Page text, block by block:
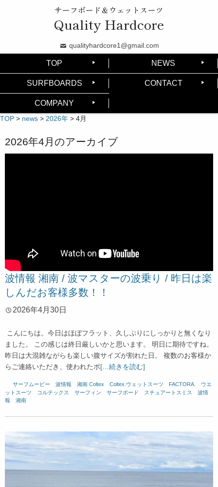
サーフボード＆ウェットスーツ
Quality Hardcore
qualityhardcore1@gmail.com
TOP NEWS
SURFBOARDS CONTACT
COMPANY
TOP > news > 2026年 > 4月
2026年4月 のアーカイブ
波情報 湘南 / 波マスターの波乗り / 昨日は楽
しんだお客様多数！！
2026年4月30日
こんにちは。今日はほぼフラット、久しぶりにしっかりと無くなり
ました。 この感じは終日厳しいかと思います。 明日に期待ですね。
昨日は大混雑ながらも楽しい腹サイズが割れた日。 複数のお客様か
らご連絡いただき、使われたボ[…続きを読む]
サーフムービー 波情報 湘南 Coltex Coltex.ウェットスーツ FACTORA.
ウエ
ットスーツ
コルテックス サーフィン サーフボード スチュアートスミス
波情
報 湘南